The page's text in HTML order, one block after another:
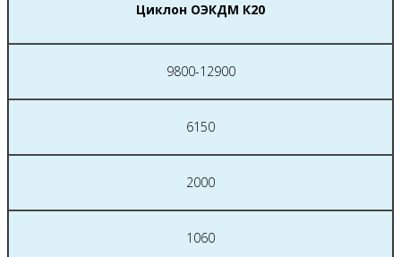
Циклон ОЭКДМ К20
9800-12900
6150
2000
1060